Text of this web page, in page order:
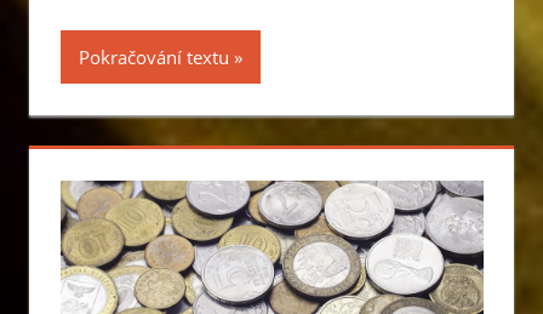
Pokračování textu